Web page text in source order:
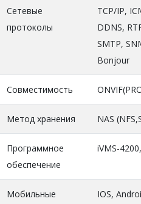
Сетевые
протоколы
TCP/IP,
DDNS,
SMTP,
Bonjour
Совместимость
Метод хранения NAS
Программное
обеспечение
iVMS-
Мобильные
IOS,